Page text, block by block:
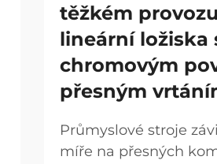
těžkém
lineární ložiska
chromovým
přesným
Průmyslové stroje
míře na přesných